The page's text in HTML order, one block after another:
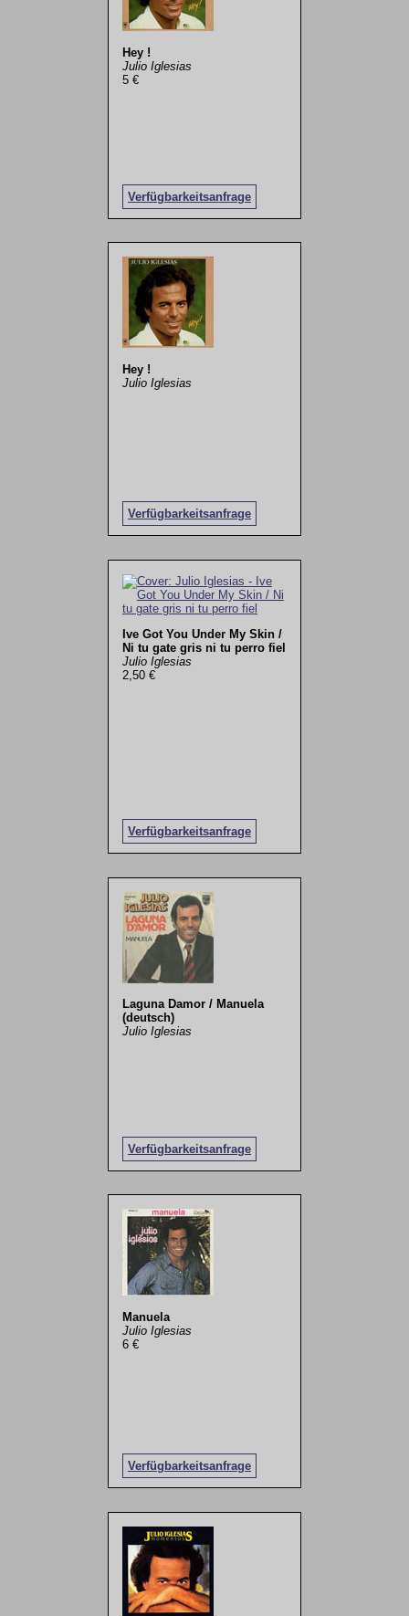
Hey !
Julio Iglesias
5 €
Verfügbarkeitsanfrage
Hey !
Julio Iglesias
Verfügbarkeitsanfrage
Ive Got You Under My Skin /
Ni tu gate gris ni tu perro fiel
Julio Iglesias
2,50 €
Verfügbarkeitsanfrage
Laguna Damor / Manuela
(deutsch)
Julio Iglesias
Verfügbarkeitsanfrage
Manuela
Julio Iglesias
6 €
Verfügbarkeitsanfrage